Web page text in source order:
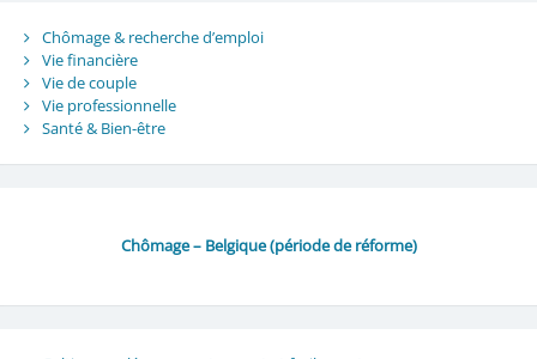
Chômage & recherche d’emploi
Vie financière
Vie de couple
Vie professionnelle
Santé & Bien-être
Chômage – Belgique (période de réforme)